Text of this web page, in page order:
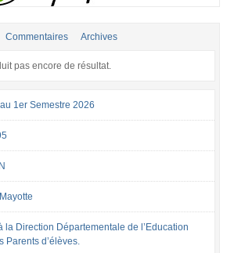
Commentaires Archives
pas encore de résultat.
1er Semestre 2026
la Direction Départementale de l’Education
Parents d’élèves.